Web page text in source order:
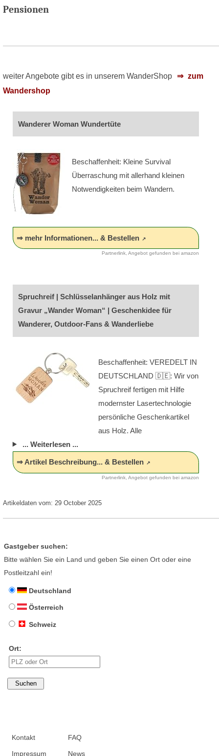
Pensionen
weiter Angebote gibt es in unserem WanderShop
zum
Wandershop
Wanderer Woman Wundertüte
Beschaffenheit: Kleine Survival
Überraschung mit allerhand kleinen
Notwendigkeiten beim Wandern.
⇒ mehr Informationen... & Bestellen
Partnerlink, Angebot gefunden bei amazon
Spruchreif | Schlüsselanhänger aus Holz mit
Gravur „Wander Woman“ | Geschenkidee für
Wanderer, Outdoor-Fans & Wanderliebe
Beschaffenheit: VEREDELT IN
DEUTSCHLAND 🇩🇪: Wir von
Spruchreif fertigen mit Hilfe
modernster Lasertechnologie
persönliche Geschenkartikel
aus Holz. Alle
... Weiterlesen ...
⇒ Artikel Beschreibung... & Bestellen
Partnerlink, Angebot gefunden bei amazon
Artikeldaten vom: 29 October 2025
Gastgeber suchen:
Bitte wählen Sie ein Land und geben Sie einen Ort oder eine
Postleitzahl ein!
Deutschland
Österreich
Schweiz
Ort:
Kontakt
Impressum
FAQ
News